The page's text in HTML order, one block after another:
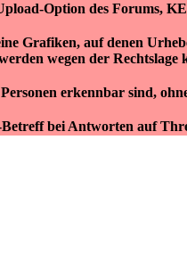
Option des Forums,
Grafiken, auf denen
wegen der Rechtslage
erkennbar sind,
bei Antworten auf